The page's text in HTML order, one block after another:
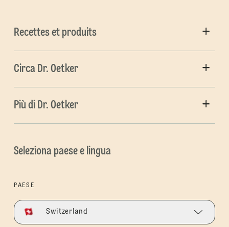
Recettes et produits
Circa Dr. Oetker
Più di Dr. Oetker
Seleziona paese e lingua
PAESE
Switzerland